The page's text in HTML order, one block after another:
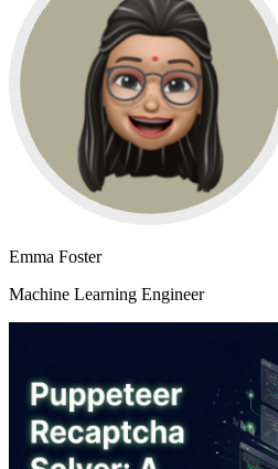
Emma Foster
Machine Learning Engineer